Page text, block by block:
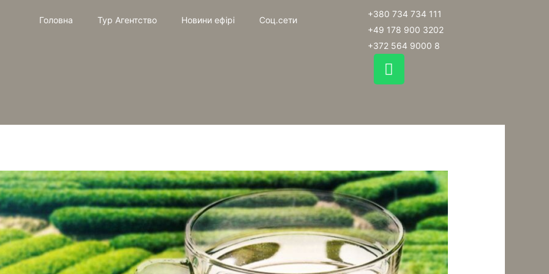
Головна Тур Агентство Новини ефірі Соц.сети
+380 734 734 111
+49 178 900 3202
+372 564 9000 8
W
h
s
p